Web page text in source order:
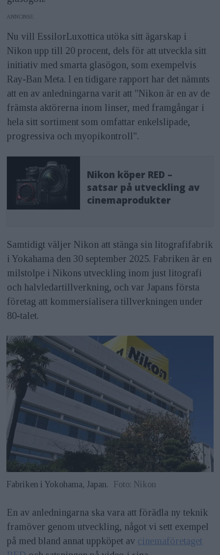
ANNONS
Nu vill EssilorLuxottica utöka sitt ägarskap i
Nikon upp till 20 procent, dels för att utveckla sitt
initiativ med smarta glasögon, som exempelvis
Ray-Ban Meta. I en tidigare rapport har det nämnts
att en av anledningarna varit att "Nikon är en av de
främsta aktörerna inom linser, med framgångar i
hela sitt sortiment som omfattar enkelslipade,
progressiva och myopikontroll".
Nikon köper RED –
satsar på utveckling av
cinemaprodukter
Samtidigt väljer Nikon att stänga sin litografifabrik
i Yokahama den 30 september 2025. Fabriken är en
milstolpe i Nikons utveckling inom just litografi
och halvledartillverkning, och var Japans första
företag att kommersialisera tillverkningen under
80-talet.
Fabriken i Yokohama, Japan. Foto: Nikon
En av anledningarna ska vara att förädla ny teknik
framöver genom utveckling, något vi sett exempel
på med bland annat uppköpet av cinemaföretaget